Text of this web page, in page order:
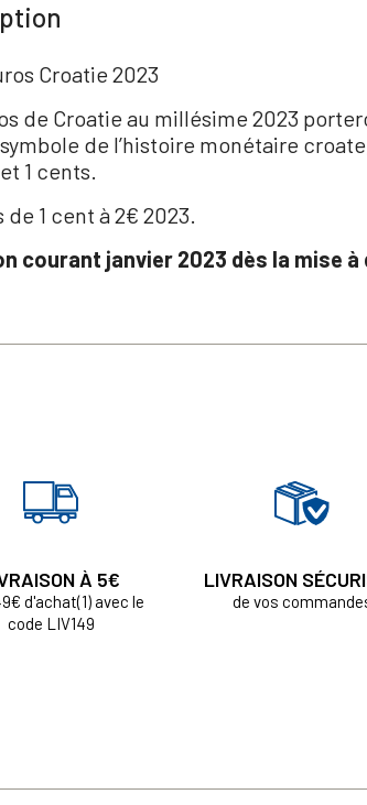
Croatie 2023
de Croatie au millésime 2023
de l’histoire monétaire
1 cents.
de 1 cent à 2€ 2023.
courant janvier 2023 dès la mise
À 5€
d'achat(1) avec le
code LIV149
LIVRAISON
de vos